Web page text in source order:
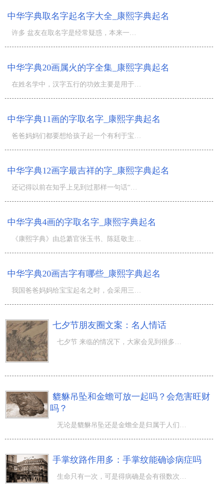
中华字典取名字起名字大全_康熙字典起名
许多 盆友在取名字是经常疑惑，本来一个字是十画，可在名字测试评分时就说是18画，以这中的[发繁体琮的。楞
中华字典20画属火的字全集_康熙字典起名
在姓名学中，汉字五行的功效主要是用于取名字或换名，而姓名学笔画便是爸爸妈妈更为五行数理，挑选一些吉祥
中华字典11画的字取名字_康熙字典起名
爸爸妈妈们都要想给孩子起一个有利于宝宝的名字，因而会应用生辰八字来起名字，为小孩考虑到一些五格数理吉
中华字典12画字最吉祥的字_康熙字典起名
还记得以前在知乎上见到过那样一句话“我给你的备注名称是十二，盆友十二画，情侣十二画，恋人十二画，亲人
中华字典4画的字取名字_康熙字典起名
《康熙字典》由总纂官张玉书、陈廷敬主持人，修纂官凌绍霄、史夔、周起渭、陈世儒等协力进行。词典选用偏旁
中华字典20画吉字有哪些_康熙字典起名
我国爸爸妈妈给宝宝起名之时，会采用三才五格，而在其中五格是依据《易经》的“象”、“数”基础理论，根据
七夕节朋友圈文案：名人情话
七夕节 来临的情况下，大家会见到很多幸福的表白和浪漫的话，而哪些的浪漫的话是较为美丽的呢？那麼七夕节
貔貅吊坠和金蟾可放一起吗？会危害旺财
吗？
无论是貔貅吊坠还是金蟾全是归属于人们我国的传统式的品牌其一，针对人们也全是有非常好的喻意的，那么，大
手掌纹路作用多：手掌纹能确诊病症吗
生命只有一次，可是得病确是会有很数次，每次的得病就是说遭罪。你了解人们的手掌纹的作用有哪些吗？你了解